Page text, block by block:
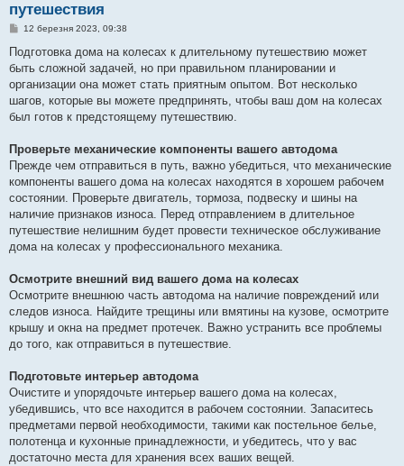
путешествия
П
в
д
о
л
е
я
12 березня 2023, 09:38
Подготовка дома на колесах к длительному путешествию может
быть сложной задачей, но при правильном планировании и
организации она может стать приятным опытом. Вот несколько
шагов, которые вы можете предпринять, чтобы ваш дом на колесах
был готов к предстоящему путешествию.
Проверьте механические компоненты вашего автодома
Прежде чем отправиться в путь, важно убедиться, что механические
компоненты вашего дома на колесах находятся в хорошем рабочем
состоянии. Проверьте двигатель, тормоза, подвеску и шины на
наличие признаков износа. Перед отправлением в длительное
путешествие нелишним будет провести техническое обслуживание
дома на колесах у профессионального механика.
Осмотрите внешний вид вашего дома на колесах
Осмотрите внешнюю часть автодома на наличие повреждений или
следов износа. Найдите трещины или вмятины на кузове, осмотрите
крышу и окна на предмет протечек. Важно устранить все проблемы
до того, как отправиться в путешествие.
Подготовьте интерьер автодома
Очистите и упорядочьте интерьер вашего дома на колесах,
убедившись, что все находится в рабочем состоянии. Запаситесь
предметами первой необходимости, такими как постельное белье,
полотенца и кухонные принадлежности, и убедитесь, что у вас
достаточно места для хранения всех ваших вещей.